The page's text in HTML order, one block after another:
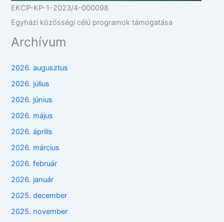
EKCP-KP-1-2023/4-000098
Egyházi közösségi célú programok támogatása
Archívum
2026. augusztus
2026. július
2026. június
2026. május
2026. április
2026. március
2026. február
2026. január
2025. december
2025. november